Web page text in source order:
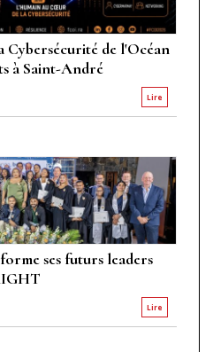
Cybersécurité de l'Océan
à Saint-André
Lire
ses futurs leaders
Lire